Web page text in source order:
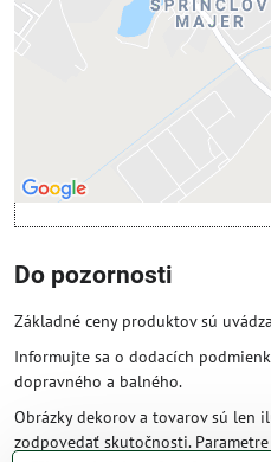
Povoliť tentokrát
Povoliť a zapamätať -
cookie:
Otvoriť obsah v
Do pozornosti
Základné ceny produktov sú
Informujte sa o dodacích
dopravného a balného.
Obrázky dekorov a tovarov sú len
zodpovedať skutočnosti.